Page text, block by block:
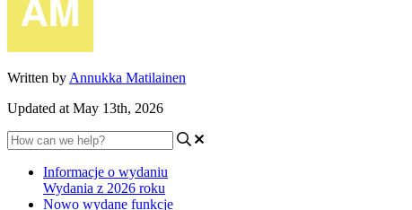
Written by Annukka Matilainen
Updated at May 13th, 2026
Informacje o wydaniu
Wydania z 2026 roku
Nowo wydane funkcje